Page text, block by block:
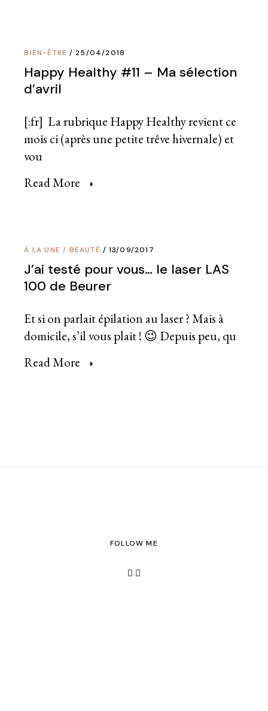
BIEN-ÊTRE 25/04/2018
Happy Healthy #11 – Ma sélection
d’avril
[:fr] La rubrique Happy Healthy revient ce
mois ci (après une petite trêve hivernale) et
vou
Read More
À LA UNE / BEAUTÉ 13/09/2017
J’ai testé pour vous… le laser LAS
100 de Beurer
Et si on parlait épilation au laser ? Mais à
domicile, s’il vous plait ! 😉 Depuis peu, qu
Read More
FOLLOW ME